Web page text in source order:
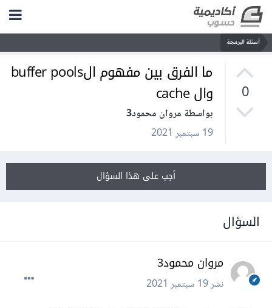
أسئلة البرمجة
0
ما الفرق بين مفهوم الbuffer pools
وال cache
بواسطة مروان محمود3
19 سبتمبر 2021
أجب على هذا السؤال
السؤال
مروان محمود3
نشر19 سبتمبر 2021